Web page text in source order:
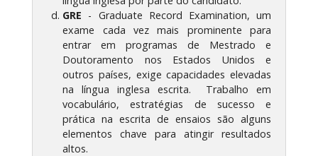
GRE - Graduate Record Examination, um
exame cada vez mais prominente para
entrar em programas de Mestrado e
Doutoramento nos Estados Unidos e
outros países, exige capacidades elevadas
na língua inglesa escrita. Trabalho em
vocabulário, estratégias de sucesso e
prática na escrita de ensaios são alguns
elementos chave para atingir resultados
altos.